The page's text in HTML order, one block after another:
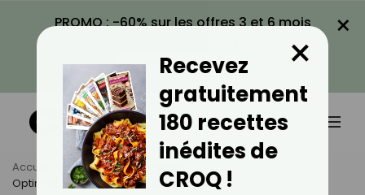
PROMO : -60% sur les offres 3 et 6 mois
VOIR LA PROMO
×
Accueil Actus
Alimentation
Optimiser Votre Apport En Calcium : Conseils Et Astuces
Recevez
gratuitement
180 recettes
inédites de
CROQ !
×